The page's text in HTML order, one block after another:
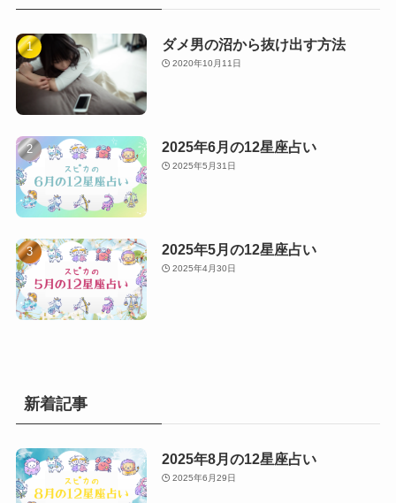
ダメ男の沼から抜け出す方法
2020年10月11日
2025年6月の12星座占い
2025年5月31日
2025年5月の12星座占い
2025年4月30日
新着記事
2025年8月の12星座占い
2025年6月29日